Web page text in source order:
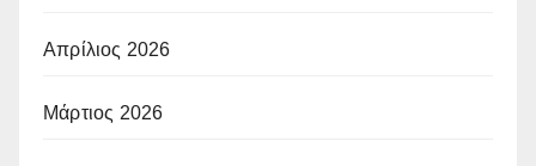
Απρίλιος 2026
Μάρτιος 2026